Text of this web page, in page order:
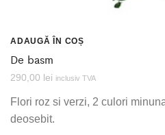
ADAUGĂ ÎN COȘ
De basm
290,00 lei inclusiv TVA
Flori roz si verzi, 2 culori
deosebit.